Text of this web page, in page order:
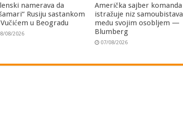
namerava da
Rusiju sastankom
u Beogradu
08/2026
Američka sajber komanda
istražuje niz samoubistava
među svojim osobljem —
Blumberg
07/08/2026